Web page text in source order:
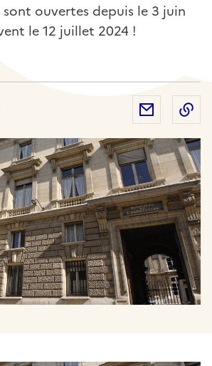
ouvertes depuis le 3 juin
le 12 juillet 2024 !